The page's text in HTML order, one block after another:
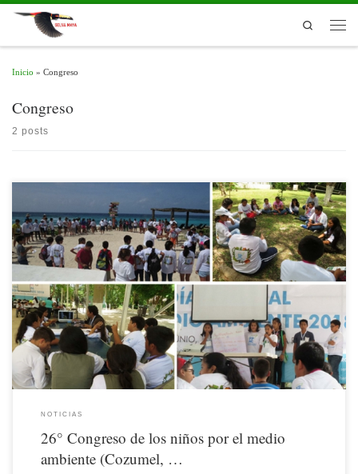
Skip to content
Search
Inicio » Congreso
Congreso
2 posts
La educación ambiental encuentra quizá su mejor reservorio en los niños. Al
hacerles partícipes desde pequeños de aquellos temas de importancia global como
el cambio climático, la diversidad biológica o la sustentabilidad, se capitaliza un
gran potencial para incidir en temas que los adultos a veces parecemos ignorar o no
entender.
NOTICIAS
26° Congreso de los niños por el medio
ambiente (Cozumel, …